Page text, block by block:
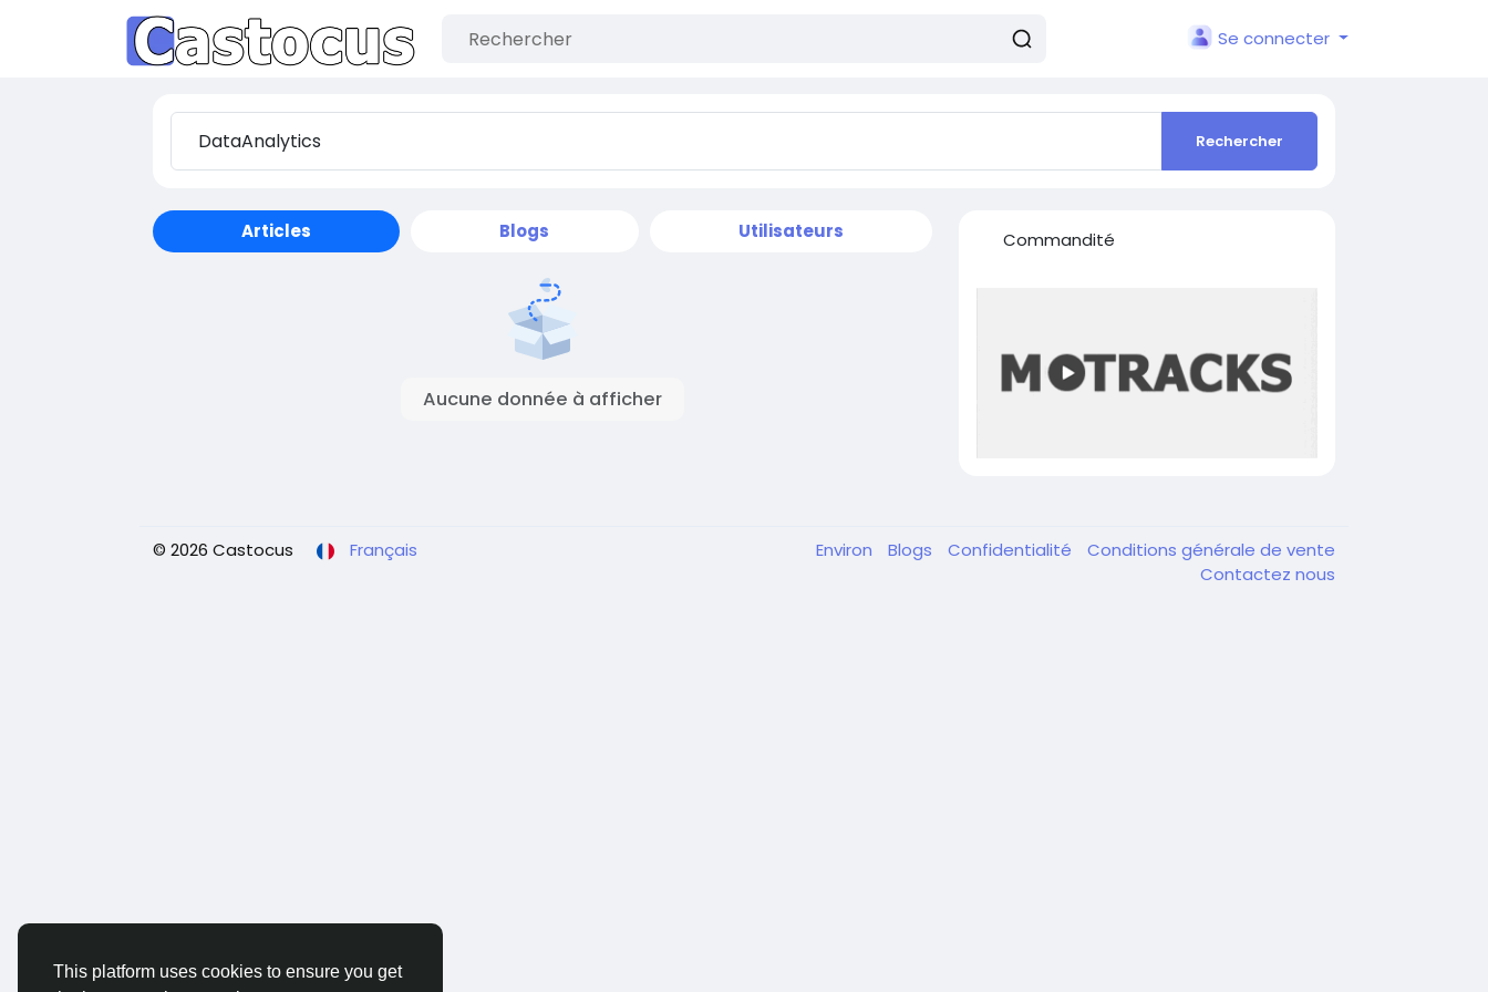
This platform uses cookies to ensure you get
Se connecter
Rechercher
Articles Blogs Utilisateurs
Aucune donnée à afficher
Commandité
© 2026 Castocus Français Environ Blogs Confidentialité
Conditions générale de vente
Contactez nous